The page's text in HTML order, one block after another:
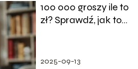
100 000 groszy ile to
zł? Sprawdź, jak to
2025-09-13